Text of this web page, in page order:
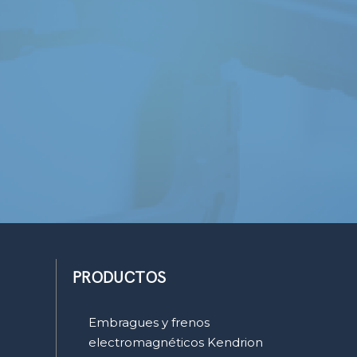
PRODUCTOS
Embragues y frenos
electromagnéticos Kendrion